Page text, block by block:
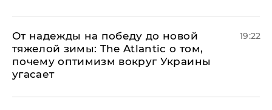
От надежды на победу до новой
тяжелой зимы: The Atlantic о том,
почему оптимизм вокруг Украины
угасает
19:22